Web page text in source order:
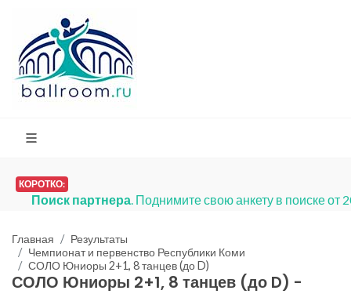
КОРОТКО:
Поиск партнера. Поднимите свою анкету в поиске от
Главная
Результаты
Чемпионат и первенство Республики Коми
СОЛО Юниоры 2+1, 8 танцев (до D)
СОЛО Юниоры 2+1, 8 танцев (до D) -